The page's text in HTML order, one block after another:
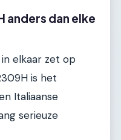
anders dan elke
elkaar zet op
is het
Italiaanse
serieuze